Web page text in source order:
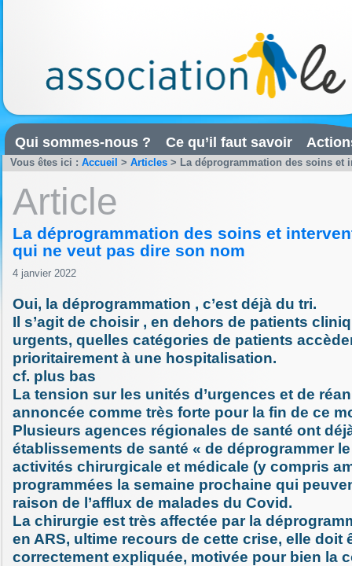
Qui sommes-nous ? Ce qu’il faut savoir
Vous êtes ici : Accueil > Articles > La déprogrammation des soins et
Article
La déprogrammation des soins et
qui ne veut pas dire son nom
4 janvier 2022
Oui, la déprogrammation , c’est déjà du tri.
Il s’agit de choisir , en dehors de patients
urgents, quelles catégories de patients
prioritairement à une hospitalisation.
cf. plus bas
La tension sur les unités d’urgences et de
annoncée comme très forte pour la fin de ce
Plusieurs agences régionales de santé ont
établissements de santé « de déprogrammer
activités chirurgicale et médicale (y compris
programmées la semaine prochaine qui
raison de l’afflux de malades du Covid.
La chirurgie est très affectée par la
en ARS, ultime recours de cette crise, elle doit
correctement expliquée, motivée pour bien la